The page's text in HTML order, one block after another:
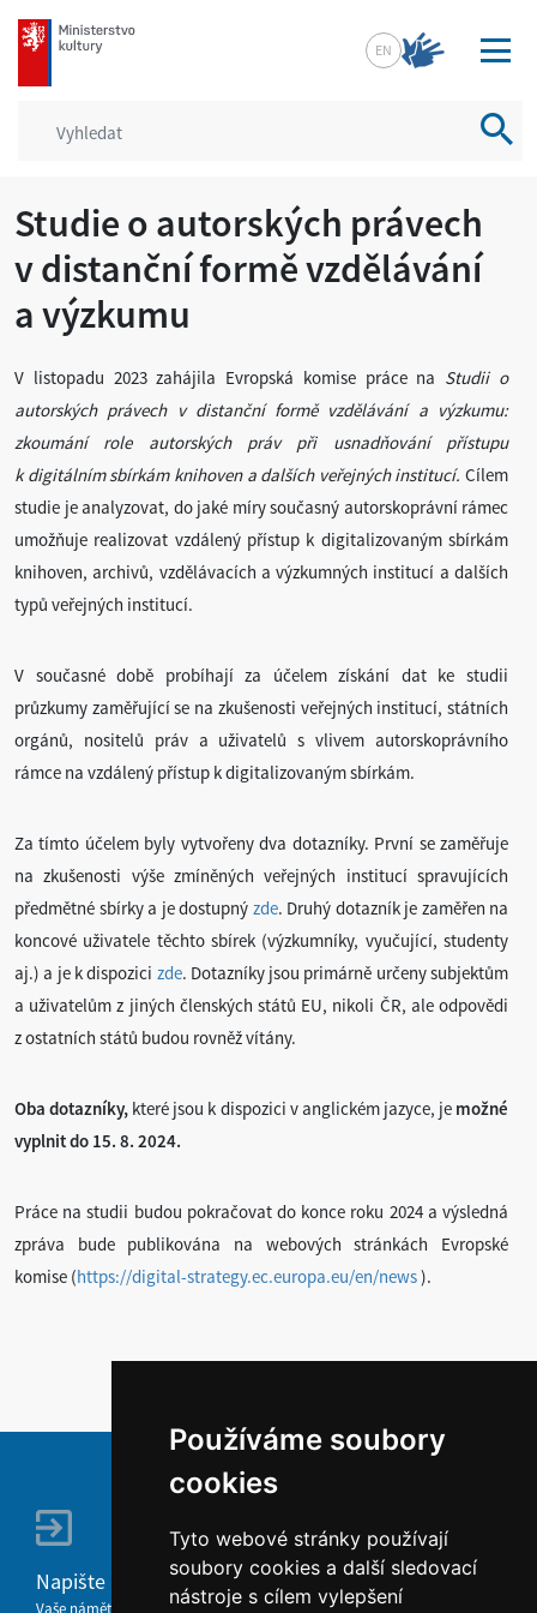
Používáme soubory
cookies
Tyto webové stránky používají
soubory cookies a další sledovací
nástroje s cílem vylepšení
mkcr.cz
EN
Studie o autorských právech
v distanční formě vzdělávání
a výzkumu
V listopadu 2023 zahájila Evropská komise práce na Studii o
autorských právech v distanční formě vzdělávání a výzkumu:
zkoumání role autorských práv při usnadňování přístupu
k digitálním sbírkám knihoven a dalších veřejných institucí. Cílem
studie je analyzovat, do jaké míry současný autorskoprávní rámec
umožňuje realizovat vzdálený přístup k digitalizovaným sbírkám
knihoven, archivů, vzdělávacích a výzkumných institucí a dalších
typů veřejných institucí.
V současné době probíhají za účelem získání dat ke studii
průzkumy zaměřující se na zkušenosti veřejných institucí, státních
orgánů, nositelů práv a uživatelů s vlivem autorskoprávního
rámce na vzdálený přístup k digitalizovaným sbírkám.
Za tímto účelem byly vytvořeny dva dotazníky. První se zaměřuje
na zkušenosti výše zmíněných veřejných institucí spravujících
předmětné sbírky a je dostupný zde. Druhý dotazník je zaměřen na
koncové uživatele těchto sbírek (výzkumníky, vyučující, studenty
aj.) a je k dispozici zde. Dotazníky jsou primárně určeny subjektům
a uživatelům z jiných členských států EU, nikoli ČR, ale odpovědi
z ostatních států budou rovněž vítány.
Oba dotazníky, které jsou k dispozici v anglickém jazyce, je možné
vyplnit do 15. 8. 2024.
Práce na studii budou pokračovat do konce roku 2024 a výsledná
zpráva bude publikována na webových stránkách Evropské
komise (https://digital-strategy.ec.europa.eu/en/news).
Napište nám
Vaše náměty, komentáře, připomínky a dotazy nezůstanou bez odezvy.